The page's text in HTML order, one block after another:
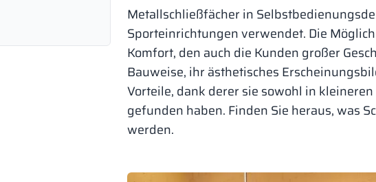
Metallschließfächer in
Sporteinrichtungen verwendet. Die
Komfort, den auch die Kunden großer
Bauweise, ihr ästhetisches
Vorteile, dank derer sie sowohl in
gefunden haben. Finden Sie heraus, was
werden.